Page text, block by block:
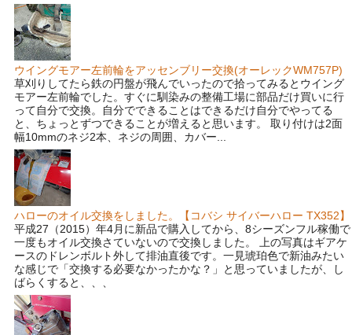
ウイングモアー左前輪をアッセンブリー交換(オーレックWM757P)
草刈りしてたら鉄の円盤が飛んでいったので拾ってみるとウイング
モアー左前輪でした。すぐに馴染みの整備工場に部品だけ買いに行
って自分で交換。自分でできることはできるだけ自分でやってる
と、ちょっとずつできることが増えると思います。 取り付けは2面
幅10mmのネジ2本、ネジの周囲、カバー...
ハローのオイル交換をしました。【コバシ サイバーハロー TX352】
平成27（2015）年4月に新品で購入してから、8シーズンフル稼働で
一度もオイル交換さていないので交換しました。 上の写真はギアケ
ースのドレンボルト外して排油直後です。一見琥珀色で新油みたい
な感じで「交換する必要なかったかな？」と思っていましたが、し
ばらくすると、、、